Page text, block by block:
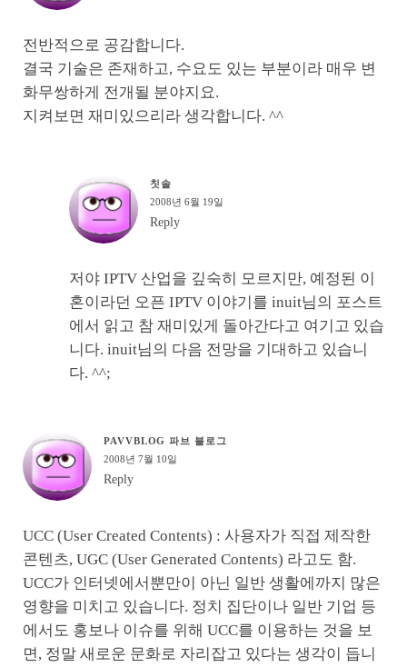
전반적으로 공감합니다.
결국 기술은 존재하고, 수요도 있는 부분이라 매우 변
화무쌍하게 전개될 분야지요.
지켜보면 재미있으리라 생각합니다. ^^
칫솔
2008년 6월 19일
Reply
저야 IPTV 산업을 깊숙히 모르지만, 예정된 이
혼이라던 오픈 IPTV 이야기를 inuit님의 포스트
에서 읽고 참 재미있게 돌아간다고 여기고 있습
니다. inuit님의 다음 전망을 기대하고 있습니
다. ^^;
PAVVBLOG 파브 블로그
2008년 7월 10일
Reply
UCC (User Created Contents) : 사용자가 직접 제작한
콘텐츠, UGC (User Generated Contents) 라고도 함.
UCC가 인터넷에서뿐만이 아닌 일반 생활에까지 많은
영향을 미치고 있습니다. 정치 집단이나 일반 기업 등
에서도 홍보나 이슈를 위해 UCC를 이용하는 것을 보
면, 정말 새로운 문화로 자리잡고 있다는 생각이 듭니